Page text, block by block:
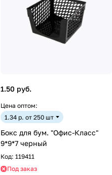
1.50 руб.
Цена оптом:
1.34 р. от 250 шт
Бокс для бум. "Офис-Класс"
9*9*7 черный
Код: 119411
Под заказ